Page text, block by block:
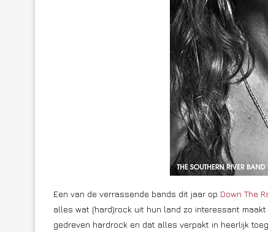
Een van de verrassende bands dit jaar op Down The
alles wat (hard)rock uit hun land zo interessant
gedreven hardrock en dat alles verpakt in heerlijk